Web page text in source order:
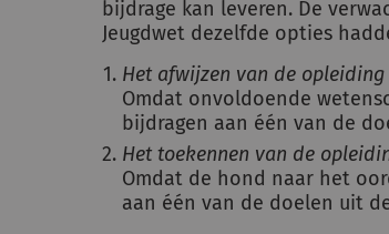
bijdrage kan leveren. De
Jeugdwet dezelfde opties
Het afwijzen van de
Omdat onvoldoende
bijdragen aan één van de
Het toekennen van de
Omdat de hond naar het
aan één van de doelen uit